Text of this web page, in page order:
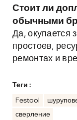
Стоит ли
обычными
Да, окупается
простоев,
ремонтах и
Теги :
Festool
сверление